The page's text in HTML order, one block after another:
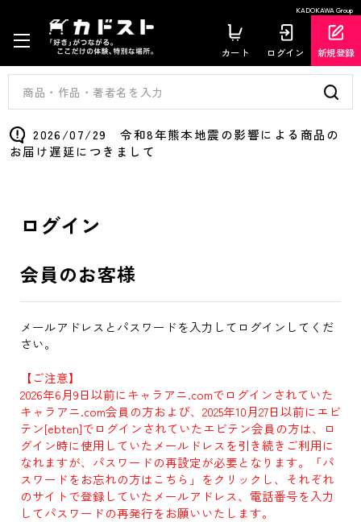
KADOKAWA Group
カート ログイン 新規登録
2026/07/29 令和8年熊本地震の影響による商品の
お届け遅延につきまして
ログイン
会員のお客様
メールアドレスとパスワードを入力してログインしてくだ
さい。
【ご注意】
2026年6月9日以前にキャラアニ.comでログインされていた
キャラアニ.com会員の方および、2025年10月27日以前にエビ
テン[ebten]でログインされていたエビテン会員の方は、ロ
グイン時に使用していたメールドレスを引き続きご利用に
なれますが、パスワードの再設定が必要となります。「パ
スワードをお忘れの方はこちら」をクリックし、それぞれ
のサイトで登録していたメールアドレス、電話番号を入力
してパスワードの再発行をお願いいたします。